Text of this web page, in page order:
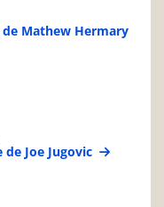
Mathew Hermary
Joe Jugovic